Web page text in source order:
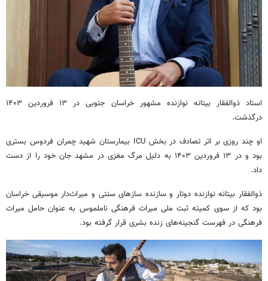
استاد ذوالفقار بیتانه نوازنده مشهور خراسان جنوبی در ۱۳ فروردین ۱۴۰۳
درگذشت.
او چند روزی بر اثر تصادف در بخش ICU بیمارستان شهید چمران فردوس بستری
بود و در ۱۳ فروردین ۱۴۰۳ به دلیل مرگ مغزی در مشهد جان خود را از دست
داد.
ذوالفقار بیتانه نوازنده دوتار و سازنده سازهای سنتی و میراث‌دار موسیقی خراسان
بود که از سوی کمیته ثبت ملی میراث فرهنگی ناملموس به عنوان حامل میراث
فرهنگی در فهرست گنجینه‌های زنده بشری قرار گرفته بود.